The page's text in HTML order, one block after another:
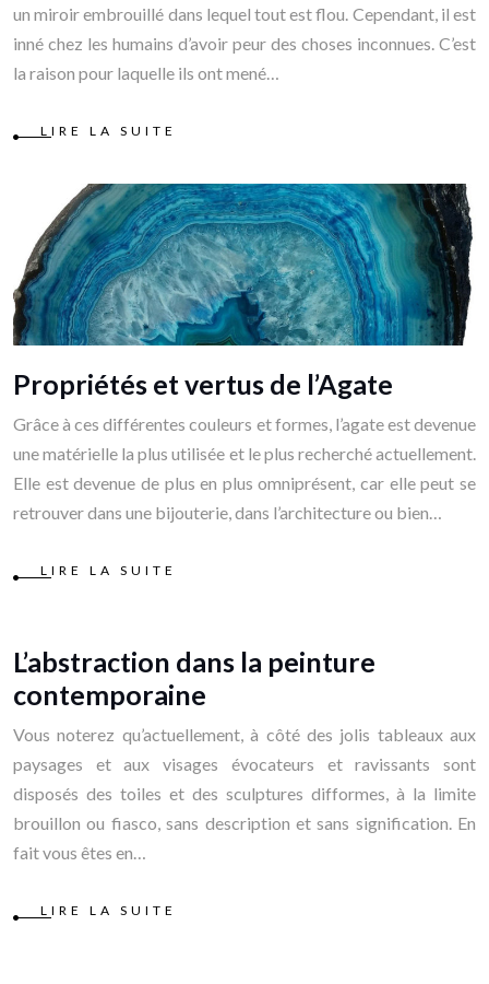
un miroir embrouillé dans lequel tout est flou. Cependant, il est
inné chez les humains d’avoir peur des choses inconnues. C’est
la raison pour laquelle ils ont mené…
LIRE LA SUITE
Propriétés et vertus de l’Agate
Grâce à ces différentes couleurs et formes, l’agate est devenue
une matérielle la plus utilisée et le plus recherché actuellement.
Elle est devenue de plus en plus omniprésent, car elle peut se
retrouver dans une bijouterie, dans l’architecture ou bien…
LIRE LA SUITE
L’abstraction dans la peinture
contemporaine
Vous noterez qu’actuellement, à côté des jolis tableaux aux
paysages et aux visages évocateurs et ravissants sont
disposés des toiles et des sculptures difformes, à la limite
brouillon ou fiasco, sans description et sans signification. En
fait vous êtes en…
LIRE LA SUITE